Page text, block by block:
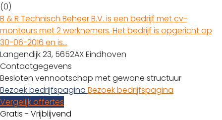
(0)
B & R Technisch Beheer B.V. is een bedrijf met cv-
monteurs met 2 werknemers. Het bedrijf is opgericht op
30-06-2016 en is…
Langendijk 23, 5652AX Eindhoven
Contactgegevens
Besloten vennootschap met gewone structuur
Bezoek bedrijfspagina Bezoek bedrijfspagina
Vergelijk offertes
Gratis - Vrijblijvend